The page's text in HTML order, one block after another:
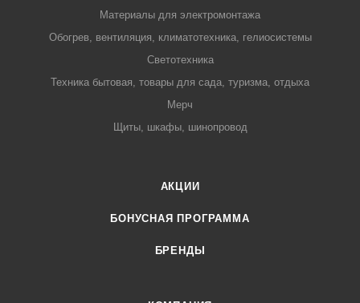
Материалы для электромонтажа
Обогрев, вентиляция, климатотехника, гелиосистемы
Светотехника
Техника бытовая, товары для сада, туризма, отдыха
Мерч
Щиты, шкафы, шинопровод
АКЦИИ
БОНУСНАЯ ПРОГРАММА
БРЕНДЫ